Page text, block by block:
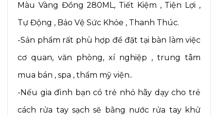
Màu Vàng Đồng 280ML, Tiết Kiệm , Tiện Lợi ,
Tự Động , Bảo Vệ Sức Khỏe , Thanh Thúc.
-Sản phẩm rất phù hợp để đặt tại bàn làm việc
cơ quan, văn phòng, xí nghiệp , trung tâm
mua bán , spa , thẩm mỹ viện..
-Nếu gia đình bạn có trẻ nhỏ hãy dạy cho trẻ
cách rửa tay sạch sẽ bằng nước rửa tay khử